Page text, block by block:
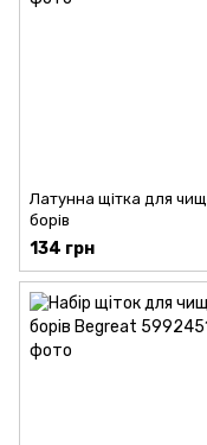
Латунна щітка для
борів
134 грн